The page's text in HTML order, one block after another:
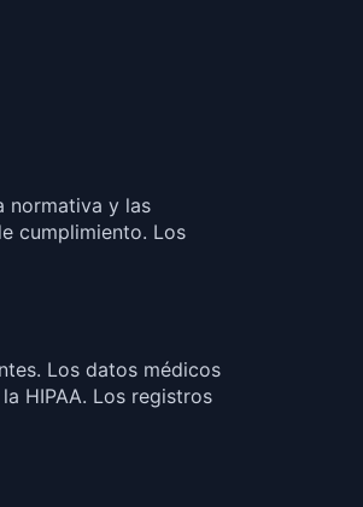
normativa y las
cumplimiento. Los
Los datos médicos
HIPAA. Los registros